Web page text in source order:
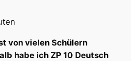
von vielen Schülern
habe ich ZP 10 Deutsch